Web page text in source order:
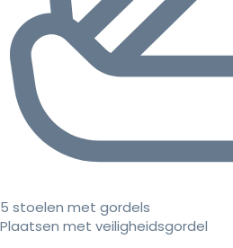
5 stoelen met gordels
Plaatsen met veiligheidsgordel